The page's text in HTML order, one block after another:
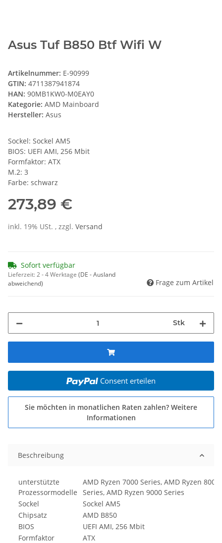
Asus Tuf B850 Btf Wifi W
Artikelnummer: E-90999
GTIN: 4711387941874
HAN: 90MB1KW0-M0EAY0
Kategorie: AMD Mainboard
Hersteller: Asus
Sockel: Sockel AM5
BIOS: UEFI AMI, 256 Mbit
Formfaktor: ATX
M.2: 3
Farbe: schwarz
273,89 €
inkl. 19% USt. , zzgl. Versand
Sofort verfügbar
Lieferzeit:2 - 4 Werktage (DE - Ausland
abweichend)
Frage zum Artikel
Stk
Consent erteilen
Sie möchten in monatlichen Raten zahlen? Weitere
Informationen
Beschreibung
unterstützte
Prozessormodelle
AMD Ryzen 7000 Series, AMD Ryzen 8000
Series, AMD Ryzen 9000 Series
Sockel
Sockel AM5
Chipsatz
AMD B850
BIOS
UEFI AMI, 256 Mbit
Formfaktor
ATX